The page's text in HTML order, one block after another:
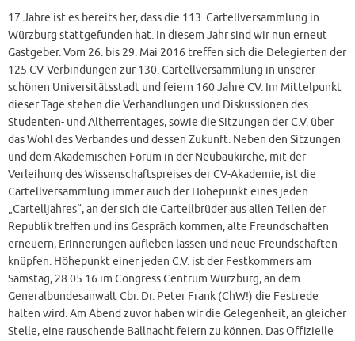
17 Jahre ist es bereits her, dass die 113. Cartellversammlung in
Würzburg stattgefunden hat. In diesem Jahr sind wir nun erneut
Gastgeber. Vom 26. bis 29. Mai 2016 treffen sich die Delegierten der
125 CV-Verbindungen zur 130. Cartellversammlung in unserer
schönen Universitätsstadt und feiern 160 Jahre CV. Im Mittelpunkt
dieser Tage stehen die Verhandlungen und Diskussionen des
Studenten- und Altherrentages, sowie die Sitzungen der C.V. über
das Wohl des Verbandes und dessen Zukunft. Neben den Sitzungen
und dem Akademischen Forum in der Neubaukirche, mit der
Verleihung des Wissenschaftspreises der CV-Akademie, ist die
Cartellversammlung immer auch der Höhepunkt eines jeden
„Cartelljahres“, an der sich die Cartellbrüder aus allen Teilen der
Republik treffen und ins Gespräch kommen, alte Freundschaften
erneuern, Erinnerungen aufleben lassen und neue Freundschaften
knüpfen. Höhepunkt einer jeden C.V. ist der Festkommers am
Samstag, 28.05.16 im Congress Centrum Würzburg, an dem
Generalbundesanwalt Cbr. Dr. Peter Frank (ChW!) die Festrede
halten wird. Am Abend zuvor haben wir die Gelegenheit, an gleicher
Stelle, eine rauschende Ballnacht feiern zu können. Das Offizielle